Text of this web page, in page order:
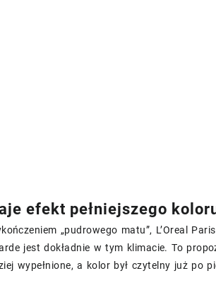
efekt pełniejszego
„pudrowego matu”, L’Oreal
jest dokładnie w tym klimacie. To
wypełnione, a kolor był czytelny już po